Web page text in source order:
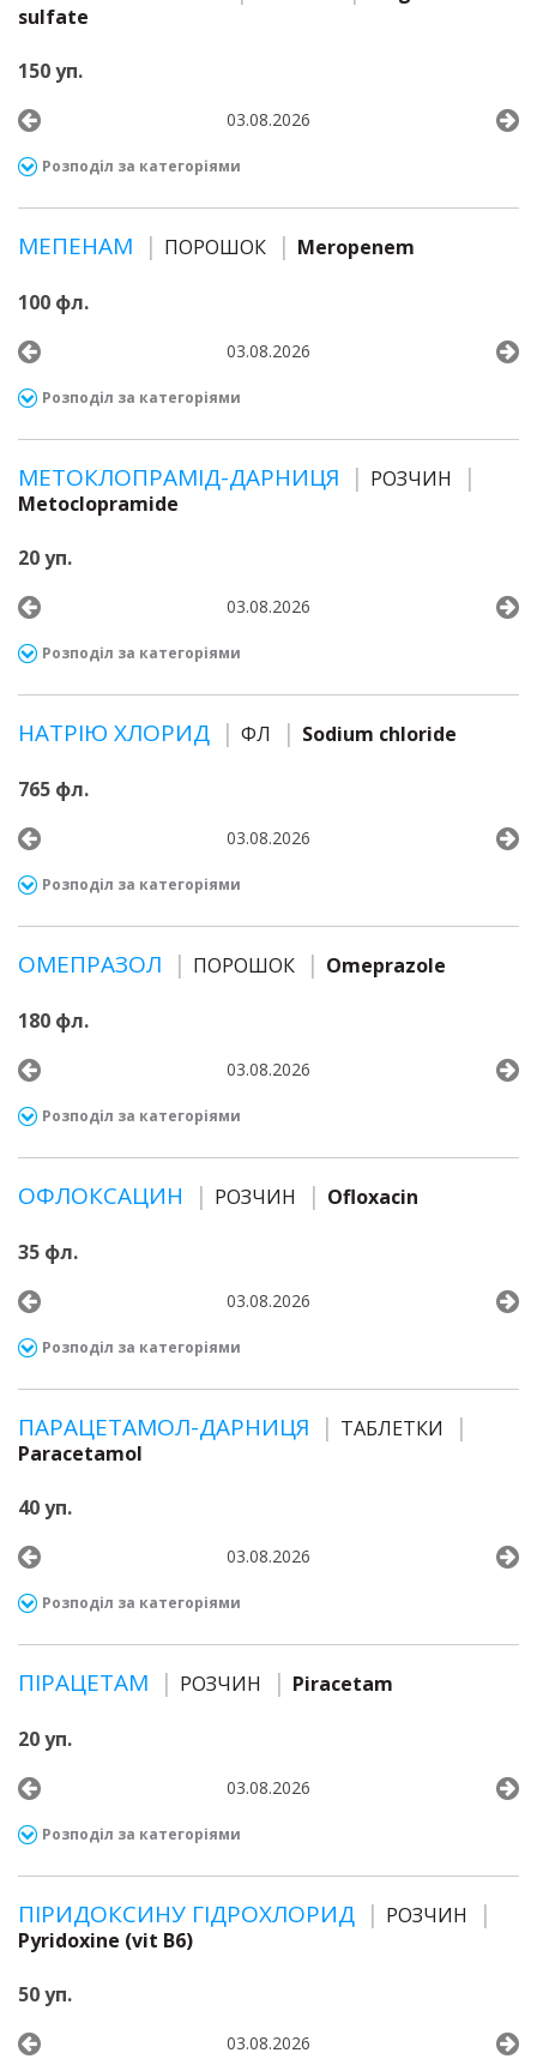
sulfate
150 уп.
03.08.2026
Розподіл за категоріями
МЕПЕНАМ ПОРОШОК Meropenem
100 фл.
03.08.2026
Розподіл за категоріями
МЕТОКЛОПРАМІД-ДАРНИЦЯ
РОЗЧИН
Metoclopramide
20 уп.
03.08.2026
Розподіл за категоріями
НАТРІЮ ХЛОРИД ФЛ Sodium chloride
765 фл.
03.08.2026
Розподіл за категоріями
ОМЕПРАЗОЛ ПОРОШОК Omeprazole
180 фл.
03.08.2026
Розподіл за категоріями
ОФЛОКСАЦИН РОЗЧИН Ofloxacin
35 фл.
03.08.2026
Розподіл за категоріями
ПАРАЦЕТАМОЛ-ДАРНИЦЯ
ТАБЛЕТКИ
Paracetamol
40 уп.
03.08.2026
Розподіл за категоріями
ПІРАЦЕТАМ РОЗЧИН Piracetam
20 уп.
03.08.2026
Розподіл за категоріями
ПІРИДОКСИНУ ГІДРОХЛОРИД
РОЗЧИН
Pyridoxine (vit B6)
50 уп.
03.08.2026